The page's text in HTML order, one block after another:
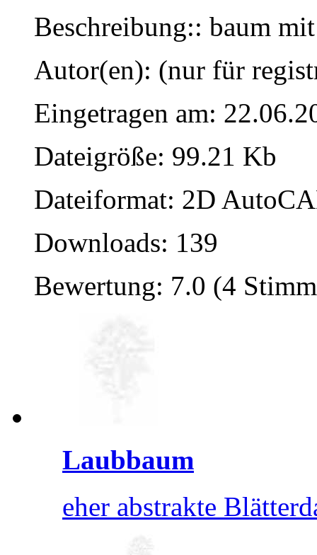
Beschreibung:: baum
Autor(en): (nur für
Eingetragen am:
Dateigröße: 99.21 Kb
Dateiformat: 2D
Downloads: 139
Bewertung: 7.0 (4
Laubbaum
eher abstrakte